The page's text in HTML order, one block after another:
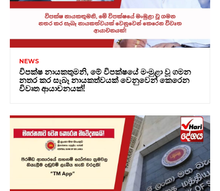
NEWS
විපක්ෂ නායකතුමනි, මේ විපක්ෂයේ මංමුළා වූ ගමන
නතර කර සැබෑ නායකත්වයක් වෙනුවෙන් කෙරෙන
විවෘත ආයාචනයක්!